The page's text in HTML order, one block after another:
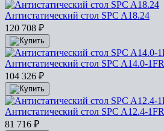
Антистатический стол SPC A18.24
120 708 ₽
Антистатический стол SPC A14.0-1FR
104 326 ₽
Антистатический стол SPC A12.4-1FR
81 716 ₽